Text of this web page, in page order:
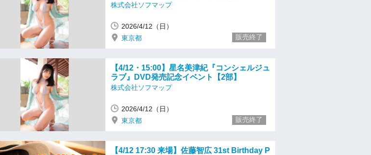
株式会社ソフマップ
2026/4/12（日）
東京都
販売終了
【4/12・15:00】星名美津紀『コンシェルジュ
ラブ』DVD発売記念イベント【2部】
株式会社ソフマップ
2026/4/12（日）
東京都
販売終了
【4/12 17:30 来場】佐藤智広 31st Birthday P